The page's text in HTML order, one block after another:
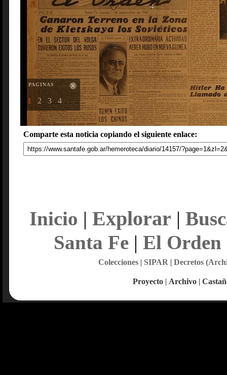
PAGINAS
1 2 3 4
Comparte esta noticia copiando el siguiente enlace:
Inicio | Explorar |
Santa Fe| El Orden
Colecciones| SIPAR | Decretos
Proyecto | Archivo |